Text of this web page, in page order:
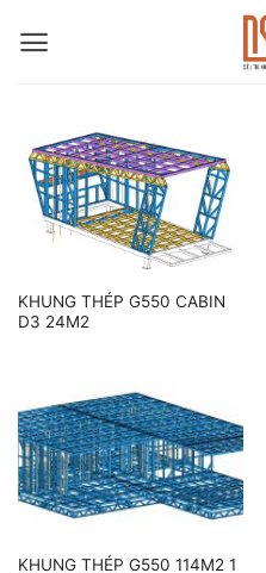
KHUNG THÉP G550 CABIN
D3 24M2
KHUNG THÉP G550 114M2 1